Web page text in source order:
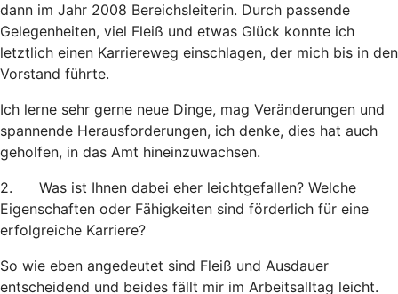
dann im Jahr 2008 Bereichsleiterin. Durch passende
Gelegenheiten, viel Fleiß und etwas Glück konnte ich
letztlich einen Karriereweg einschlagen, der mich bis in den
Vorstand führte.
Ich lerne sehr gerne neue Dinge, mag Veränderungen und
spannende Herausforderungen, ich denke, dies hat auch
geholfen, in das Amt hineinzuwachsen.
2. Was ist Ihnen dabei eher leichtgefallen? Welche
Eigenschaften oder Fähigkeiten sind förderlich für eine
erfolgreiche Karriere?
So wie eben angedeutet sind Fleiß und Ausdauer
entscheidend und beides fällt mir im Arbeitsalltag leicht.